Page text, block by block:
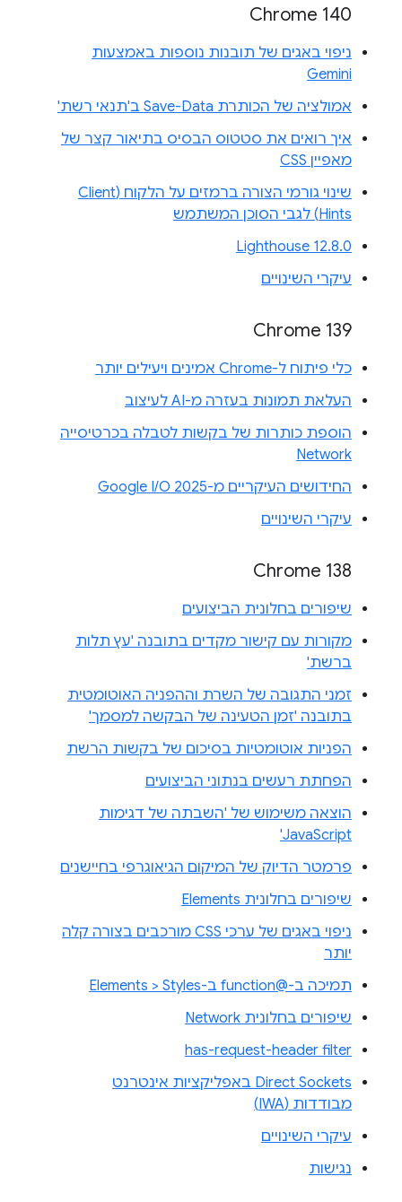
Chrome 140
ניפוי באגים של תובנות נוספות באמצעות
Gemini
אמולציה של הכותרת Save-Data ב'תנאי רשת'
איך רואים את סטטוס הבסיס בתיאור קצר של
מאפיין CSS
שינוי גורמי הצורה ברמזים על הלקוח (Client
Hints) לגבי הסוכן המשתמש
Lighthouse 12.8.0
עיקרי השינויים
Chrome 139
כלי פיתוח ל-Chrome אמינים ויעילים יותר
העלאת תמונות בעזרה מ-AI לעיצוב
הוספת כותרות של בקשות לטבלה בכרטיסייה
Network
החידושים העיקריים מ-Google I/O 2025
עיקרי השינויים
Chrome 138
שיפורים בחלונית הביצועים
מקורות עם קישור מקדים בתובנה 'עץ תלות
ברשת'
זמני התגובה של השרת וההפניה האוטומטית
בתובנה 'זמן הטעינה של הבקשה למסמך'
הפניות אוטומטיות בסיכום של בקשות הרשת
הפחתת רעשים בנתוני הביצועים
הוצאה משימוש של 'השבתה של דגימות
JavaScript'
פרמטר הדיוק של המיקום הגיאוגרפי בחיישנים
שיפורים בחלונית Elements
ניפוי באגים של ערכי CSS מורכבים בצורה קלה
יותר
תמיכה ב-@function ב-Elements > Styles
שיפורים בחלונית Network
has-request-header filter
Direct Sockets באפליקציות אינטרנט
מבודדות (IWA)
עיקרי השינויים
נגישות